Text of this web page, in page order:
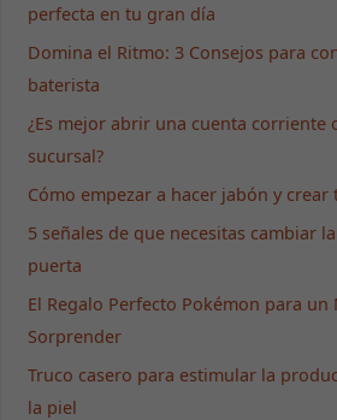
perfecta en tu gran día
Domina el Ritmo: 3 Consejos para
baterista
¿Es mejor abrir una cuenta corriente
sucursal?
Cómo empezar a hacer jabón y
5 señales de que necesitas cambiar
puerta
El Regalo Perfecto Pokémon para un
Sorprender
Truco casero para estimular la
la piel
de